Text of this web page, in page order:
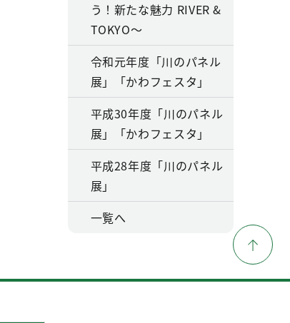
う！新たな魅力 RIVER &
TOKYO～
令和元年度「川のパネル
展」「かわフェスタ」
平成30年度「川のパネル
展」「かわフェスタ」
平成28年度「川のパネル
展」
一覧へ